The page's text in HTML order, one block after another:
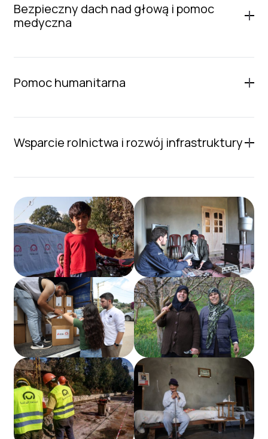
Bezpieczny dach nad głową i pomoc
medyczna
Pomoc humanitarna
Wsparcie rolnictwa i rozwój infrastruktury